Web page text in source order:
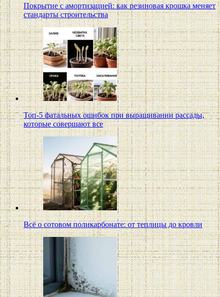
Покрытие с амортизацией: как резиновая крошка меняет
стандарты строительства
Топ-5 фатальных ошибок при выращивании рассады,
которые совершают все
Всё о сотовом поликарбонате: от теплицы до кровли